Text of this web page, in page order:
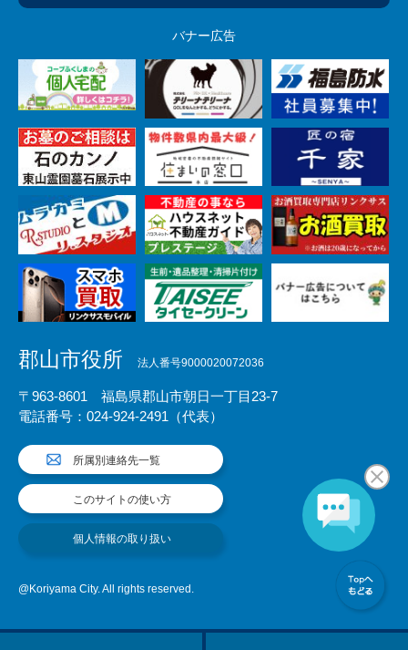
バナー広告
郡山市役所 法人番号9000020072036
〒963-8601 福島県郡山市朝日一丁目23-7
電話番号：024-924-2491（代表）
所属別連絡先一覧
このサイトの使い方
個人情報の取り扱い
@Koriyama City. All rights reserved.